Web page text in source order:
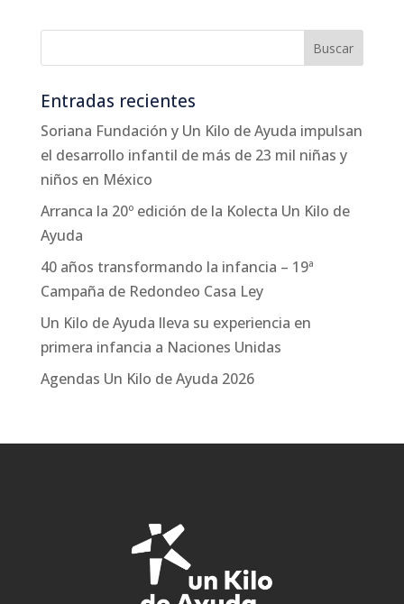
Entradas recientes
Soriana Fundación y Un Kilo de Ayuda impulsan
el desarrollo infantil de más de 23 mil niñas y
niños en México
Arranca la 20º edición de la Kolecta Un Kilo de
Ayuda
40 años transformando la infancia – 19ª
Campaña de Redondeo Casa Ley
Un Kilo de Ayuda lleva su experiencia en
primera infancia a Naciones Unidas
Agendas Un Kilo de Ayuda 2026